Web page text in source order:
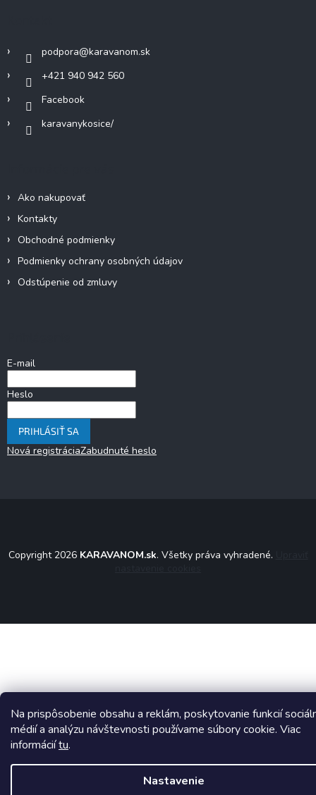
Na prispôsobenie obsahu a reklám, poskytovanie funkcií
médií a analýzu návštevnosti používame súbory cookie. Viac
informáciítu.
Nastavenie
podpora@karavanom.sk
+421 940 942 560
Facebook
karavanykosice/
Ako nakupovať
Kontakty
Obchodné podmienky
Podmienky ochrany osobných údajov
Odstúpenie od zmluvy
E-mail
Heslo
PRIHLÁSIŤ SA
Nová registráciaZabudnuté heslo
Copyright 2026 KARAVANOM.sk. Všetky práva vyhradené.